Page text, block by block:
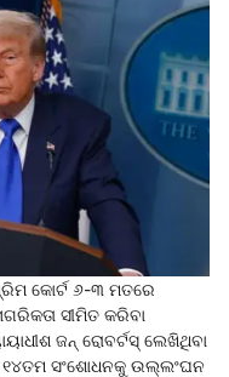
କୋର୍ଟ ୬-୩ ମତରେ
ସୀମିତ କରିବା
ଜନ୍ ରୋବର୍ଟସ୍ ଲେଖିଥିବା
୧୪ତମ ସଂଶୋଧନକୁ ଉଲ୍ଲଂଘନ